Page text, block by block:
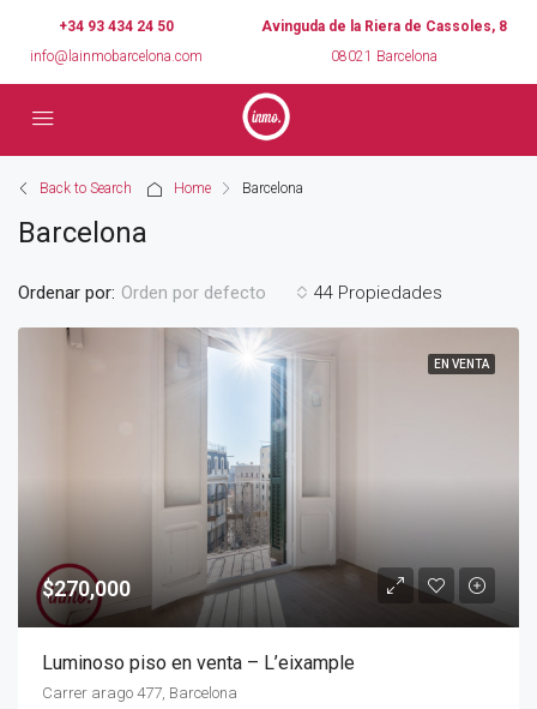
+34 93 434 24 50
info@lainmobarcelona.com
Avinguda de la Riera de Cassoles, 8
08021 Barcelona
Back to Search Home Barcelona
Barcelona
44 Propiedades
Ordenar por: Orden por defecto
EN VENTA
$270,000
Luminoso piso en venta – L’eixample
Carrer arago 477, Barcelona